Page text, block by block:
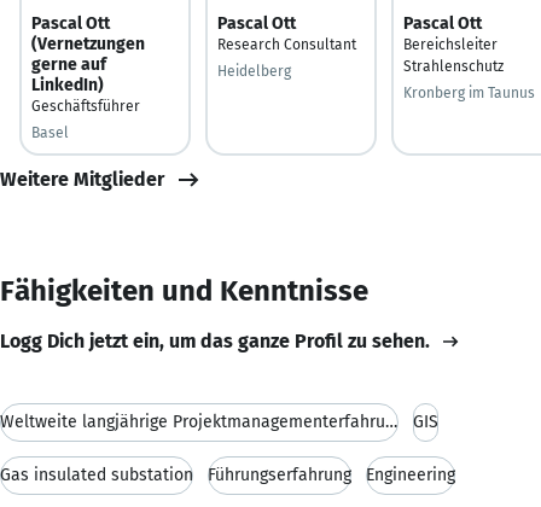
Pascal Ott
(Vernetzungen
gerne auf
LinkedIn)
Geschäftsführer
Basel
Pascal Ott
Research Consultant
Heidelberg
Pascal Ott
Bereichsleiter
Strahlenschutz
Kronberg im Taunus
Weitere Mitglieder
Fähigkeiten und Kenntnisse
Logg Dich jetzt ein, um das ganze Profil zu sehen.
Weltweite langjährige Projektmanagementerfahrung i GIS
Gas insulated substation Führungserfahrung Engineering